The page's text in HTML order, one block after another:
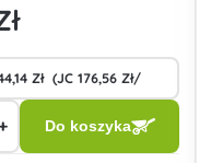
Do koszyka